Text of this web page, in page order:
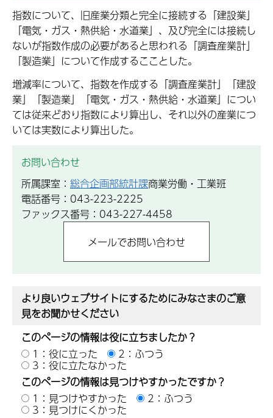
指数について、旧産業分類と完全に接続する「建設業」
「電気・ガス・熱供給・水道業」、及び完全には接続し
ないが指数作成の必要があると思われる「調査産業計」
「製造業」について作成するこことした。
増減率について、指数を作成する「調査産業計」「建設
業」「製造業」「電気・ガス・熱供給・水道業」につい
ては従来どおり指数により算出し、それ以外の産業につ
いては実数により算出した。
お問い合わせ
所属課室： 総合企画部統計課商業労働・工業班
電話番号：043-223-2225
ファックス番号：043-227-4458
より良いウェブサイトにするためにみなさまのご意
見をお聞かせください
このページの情報は役に立ちましたか？
1：役に立った
2：ふつう
3：役に立たなかった
このページの情報は見つけやすかったですか？
1：見つけやすかった
2：ふつう
3：見つけにくかった